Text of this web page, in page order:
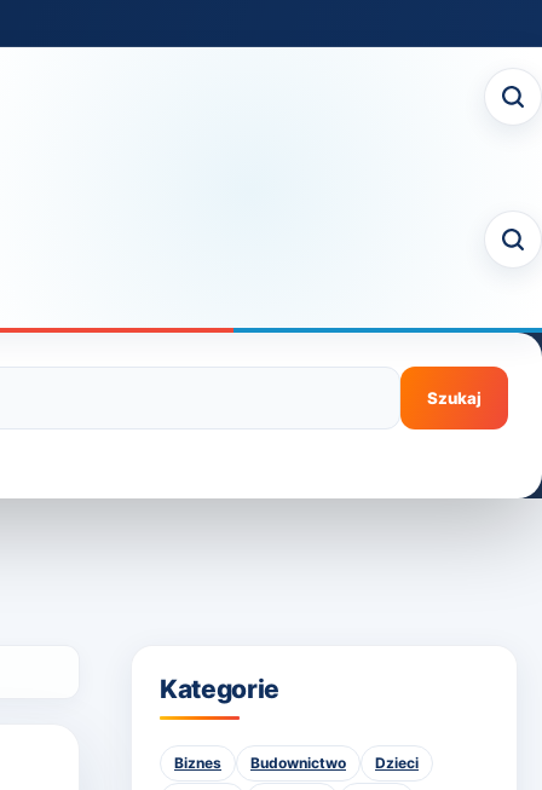
Kategorie
Biznes Budownictwo Dzieci